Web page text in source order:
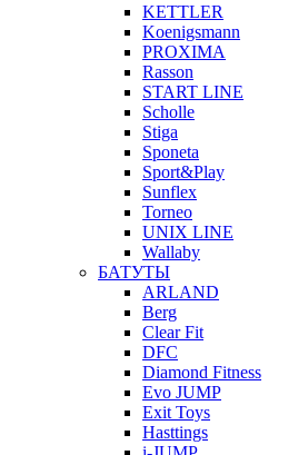
KETTLER
Koenigsmann
PROXIMA
Rasson
START LINE
Scholle
Stiga
Sponeta
Sport&Play
Sunflex
Torneo
UNIX LINE
Wallaby
БАТУТЫ
ARLAND
Berg
Clear Fit
DFC
Diamond Fitness
Evo JUMP
Exit Toys
Hasttings